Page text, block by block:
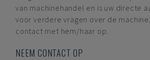
van machinehandel en is uw directe
voor verdere vragen over de
contact met hem/haar op.
NEEM CONTACT OP